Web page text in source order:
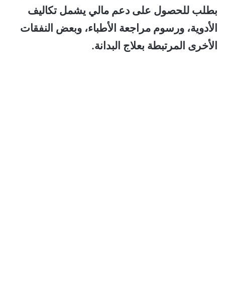
بطلب للحصول على دعم مالي يشمل تكاليف
الأدوية، ورسوم مراجعة الأطباء، وبعض النفقات
الأخرى المرتبطة بعلاج البدانة.